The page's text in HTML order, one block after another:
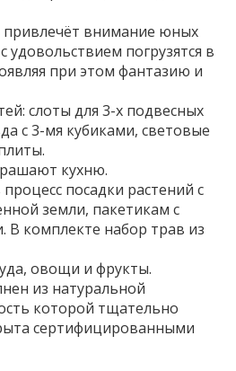
привлечёт внимание юных
удовольствием погрузятся в
при этом фантазию и
слоты для 3-х подвесных
с 3-мя кубиками, световые
кухню.
посадки растений с
земли, пакетикам с
В комплекте набор трав из
овощи и фрукты.
из натуральной
которой тщательно
сертифицированными